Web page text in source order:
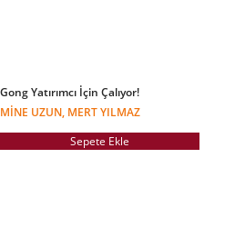
Gong Yatırımcı İçin Çalıyor!
MINE UZUN, MERT YILMAZ
Sepete Ekle